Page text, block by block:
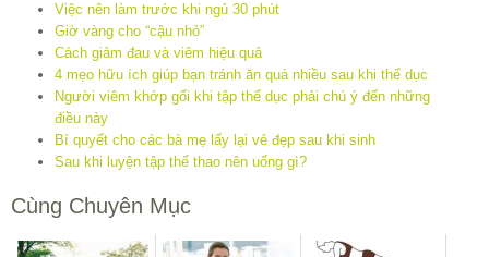
Việc nên làm trước khi ngủ 30 phút
Giờ vàng cho “cậu nhỏ”
Cách giảm đau và viêm hiệu quả
4 mẹo hữu ích giúp bạn tránh ăn quá nhiều sau khi thể dục
Người viêm khớp gối khi tập thể dục phải chú ý đến những
điều này
Bí quyết cho các bà mẹ lấy lại vẻ đẹp sau khi sinh
Sau khi luyện tập thể thao nên uống gì?
Cùng Chuyên Mục